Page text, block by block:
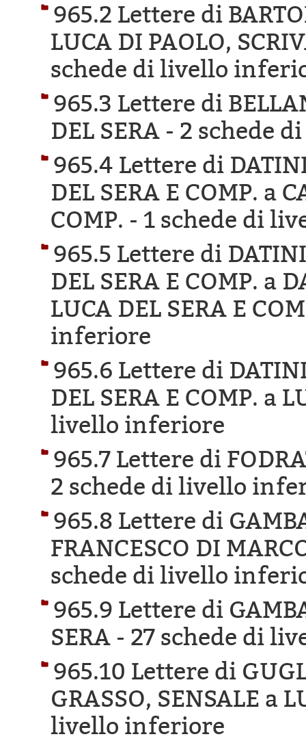
965.2 Lettere di
LUCA DI PAOLO,
schede di livello
965.3 Lettere di
DEL SERA - 2 schede
965.4 Lettere di
DEL SERA E COMP. a
COMP. - 1 schede di
965.5 Lettere di
DEL SERA E COMP. a
LUCA DEL SERA E
inferiore
965.6 Lettere di
DEL SERA E COMP. a
livello inferiore
965.7 Lettere di
2 schede di livello
965.8 Lettere di
FRANCESCO DI
schede di livello
965.9 Lettere di
SERA - 27 schede di
965.10 Lettere di
GRASSO, SENSALE a
livello inferiore